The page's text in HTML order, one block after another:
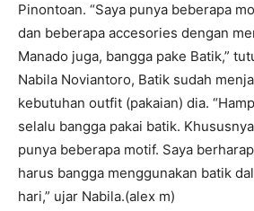
Pinontoan. “Saya punya beberapa
dan beberapa accesories dengan
Manado juga, bangga pake Batik,”
Nabila Noviantoro, Batik sudah
kebutuhan outfit (pakaian) dia.
selalu bangga pakai batik.
punya beberapa motif. Saya
harus bangga menggunakan batik
hari,” ujar Nabila.(alex m)